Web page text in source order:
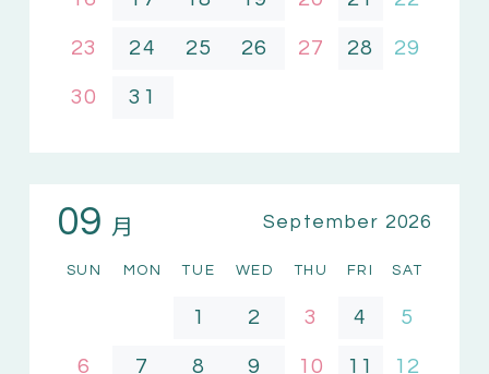
23 24 25 26 27 28 29
30 31
09 月 September 2026
SUN MON TUE WED THU FRI SAT
1 2 3 4 5
6 7 8 9 10 11 12